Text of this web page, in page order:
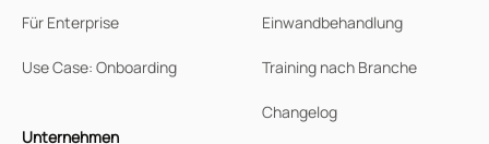
Für Enterprise
Use Case: Onboarding
Unternehmen
Einwandbehandlung
Training nach Branche
Changelog